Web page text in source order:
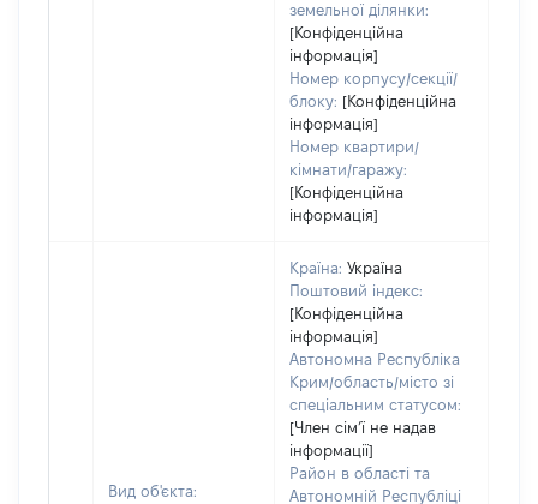
земельної ділянки:
[Конфіденційна
інформація]
Номер корпусу/секції/
блоку: [Конфіденційна
інформація]
Номер квартири/
кімнати/гаражу:
[Конфіденційна
інформація]
Вид об'єкта:
Країна: Україна
Поштовий індекс:
[Конфіденційна
інформація]
Автономна Республіка
Крим/область/місто зі
спеціальним статусом:
[Член сімʼї не надав
інформації]
Район в області та
Автономній Республіці